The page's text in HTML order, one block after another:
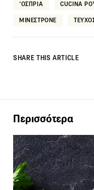
'ΟΣΠΡΙΑ CUCINA
ΜΙΝΕΣΤΡΟΝΕ
SHARE THIS ARTICLE
Περισσότερα